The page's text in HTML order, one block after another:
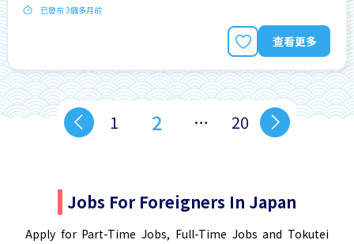
已發布 3個多月前
查看更多
1 2 … 20
Jobs For Foreigners In Japan
Apply for Part-Time Jobs, Full-Time Jobs and Tokutei